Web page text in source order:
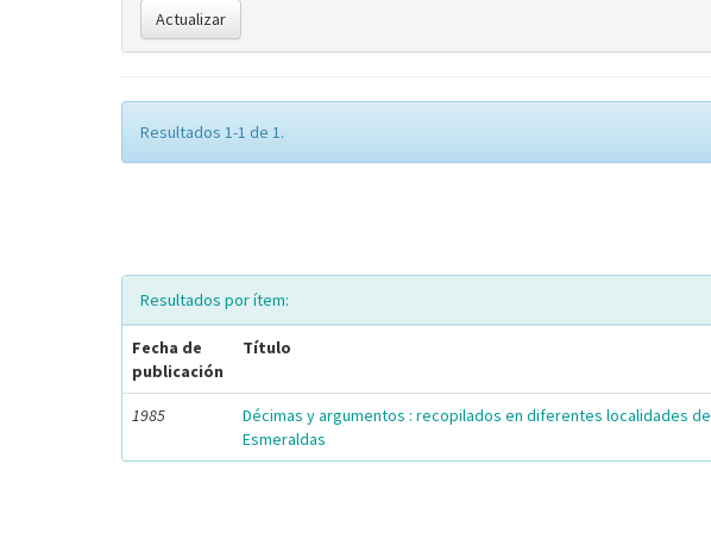
Resultados 1-1 de 1.
Resultados por ítem:
Fecha de
publicación
Título
1985
Décimas y argumentos : recopilados en diferentes localidades de
Esmeraldas